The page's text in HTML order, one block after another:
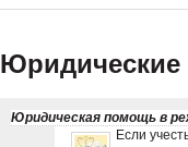
Юридические
Юридическая помощь в
Если